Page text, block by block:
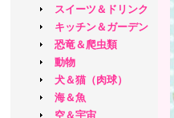
スイーツ＆ドリンク
キッチン＆ガーデン
恐竜＆爬虫類
動物
犬＆猫（肉球）
海＆魚
空＆宇宙